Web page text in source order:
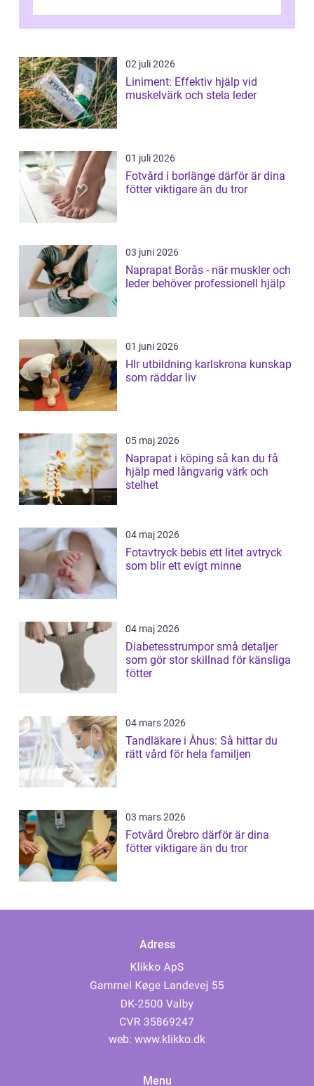
02 juli 2026
Liniment: Effektiv hjälp vid
muskelvärk och stela leder
01 juli 2026
Fotvård i borlänge därför är dina
fötter viktigare än du tror
03 juni 2026
Naprapat Borås - när muskler och
leder behöver professionell hjälp
01 juni 2026
Hlr utbildning karlskrona kunskap
som räddar liv
05 maj 2026
Naprapat i köping så kan du få
hjälp med långvarig värk och
stelhet
04 maj 2026
Fotavtryck bebis ett litet avtryck
som blir ett evigt minne
04 maj 2026
Diabetesstrumpor små detaljer
som gör stor skillnad för känsliga
fötter
04 mars 2026
Tandläkare i Åhus: Så hittar du
rätt vård för hela familjen
03 mars 2026
Fotvård Örebro därför är dina
fötter viktigare än du tror
Adress
web: www.klikko.dk
Menu